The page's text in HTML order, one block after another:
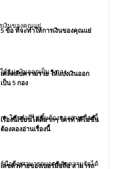
5 ข้อ ที่จะทำให้การเงินของคุณแย่
เคล็ดลับความรวย ให้แบ่งเงินออก
เป็น 5 กอง
เรื่องนี้เขียนได้ดีมากๆ ใครทำดีไม่ขึ้น
ต้องลองอ่านเรื่องนี้
เลขตัวท้ายของเบอร์มือถือ สามารถ